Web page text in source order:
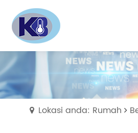
Lokasi anda: Rumah